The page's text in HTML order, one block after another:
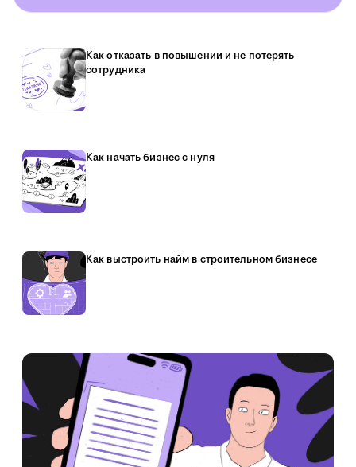
Как отказать в повышении и не потерять
сотрудника
Как начать бизнес с нуля
Как выстроить найм в строительном бизнесе